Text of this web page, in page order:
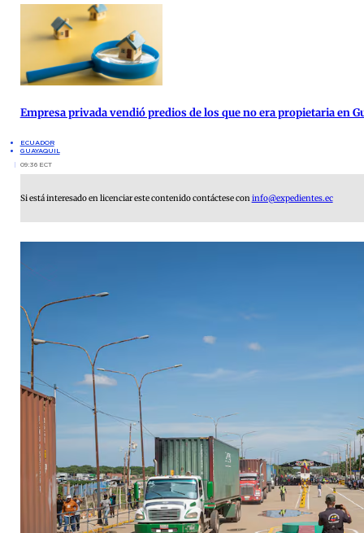
Empresa privada vendió predios de los que no era propietaria en
ECUADOR
GUAYAQUIL
09:36 ECT
Si está interesado en licenciar este contenido contáctese coninfo@expedientes.ec